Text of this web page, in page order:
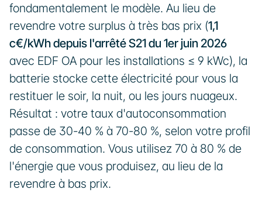
fondamentalement le modèle. Au lieu de
revendre votre surplus à très bas prix (1,1
c€/kWh depuis l'arrêté S21 du 1er juin 2026
avec EDF OA pour les installations ≤ 9 kWc), la
batterie stocke cette électricité pour vous la
restituer le soir, la nuit, ou les jours nuageux.
Résultat : votre taux d'autoconsommation
passe de 30-40 % à 70-80 %, selon votre profil
de consommation. Vous utilisez 70 à 80 % de
l'énergie que vous produisez, au lieu de la
revendre à bas prix.